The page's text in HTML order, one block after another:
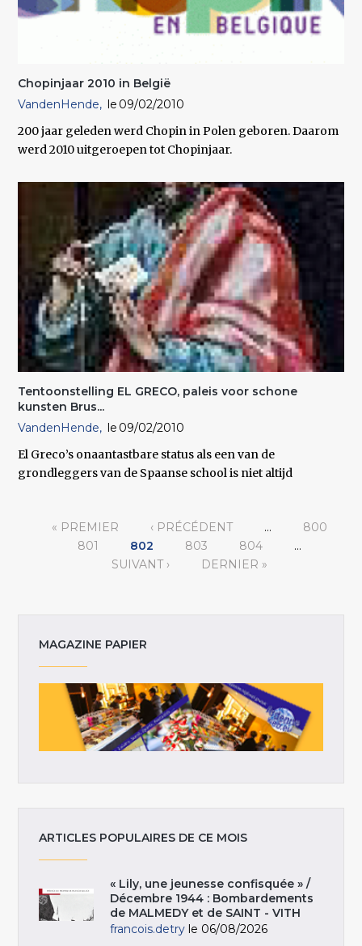
Chopinjaar 2010 in België
VandenHende
09/02/2010
200 jaar geleden werd Chopin in Polen geboren. Daarom
werd 2010 uitgeroepen tot Chopinjaar.
Tentoonstelling EL GRECO, paleis voor schone
kunsten Brus...
VandenHende
09/02/2010
El Greco’s onaantastbare status als een van de
grondleggers van de Spaanse school is niet altijd
« PREMIER ‹ PRÉCÉDENT …
800
801
802 803 804
…
SUIVANT ›
DERNIER »
MAGAZINE PAPIER
ARTICLES POPULAIRES DE CE MOIS
« Lily, une jeunesse confisquée » /
Décembre 1944 : Bombardements
de MALMEDY et de SAINT - VITH
francois.detry le 06/08/2026